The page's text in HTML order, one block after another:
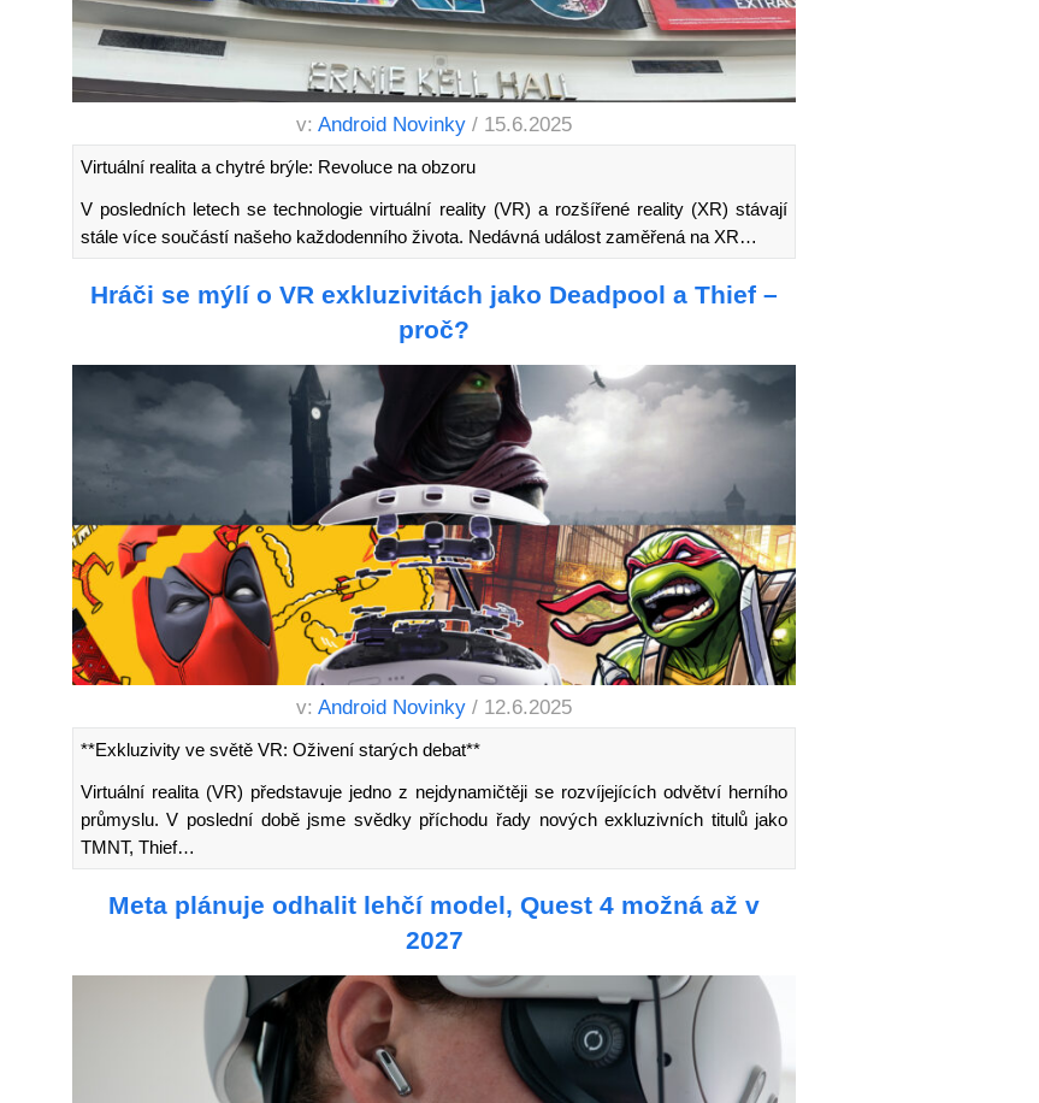
v:Android Novinky / 15.6.2025
Virtuální realita a chytré brýle: Revoluce na obzoru
V posledních letech se technologie virtuální reality (VR) a rozšířené reality (XR) stávají
stále více součástí našeho každodenního života. Nedávná událost zaměřená na XR…
Hráči se mýlí o VR exkluzivitách jako Deadpool a Thief –
proč?
v:Android Novinky / 12.6.2025
**Exkluzivity ve světě VR: Oživení starých debat**
Virtuální realita (VR) představuje jedno z nejdynamičtěji se rozvíjejících odvětví herního
průmyslu. V poslední době jsme svědky příchodu řady nových exkluzivních titulů jako
TMNT, Thief…
Meta plánuje odhalit lehčí model, Quest 4 možná až v
2027